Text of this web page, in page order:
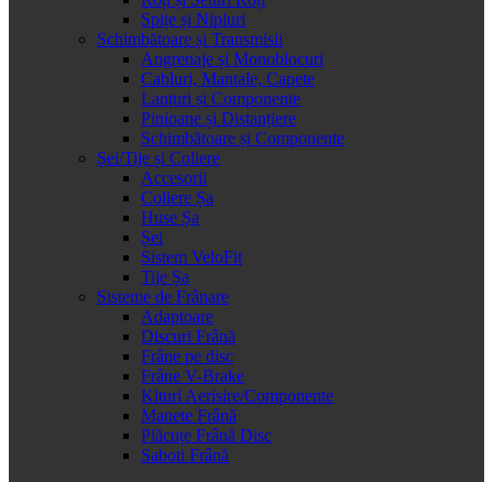
Spițe și Nipluri
Schimbătoare și Transmisii
Angrenaje și Monoblocuri
Cabluri, Mantale, Capete
Lanțuri și Componente
Pinioane și Distanțiere
Schimbătoare și Componente
Șei/Tije și Coliere
Accesorii
Coliere Șa
Huse Șa
Șei
Sistem VeloFit
Tije Șa
Sisteme de Frânare
Adaptoare
Discuri Frână
Frâne pe disc
Frâne V-Brake
Kituri Aerisire/Componente
Manete Frână
Plăcuțe Frână Disc
Saboti Frână